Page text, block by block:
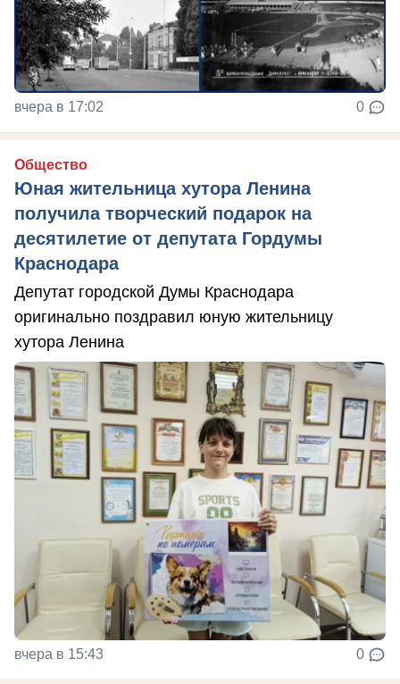
вчера в 17:02 0
Общество
Юная жительница хутора Ленина
получила творческий подарок на
десятилетие от депутата Гордумы
Краснодара
Депутат городской Думы Краснодара
оригинально поздравил юную жительницу
хутора Ленина
вчера в 15:43 0